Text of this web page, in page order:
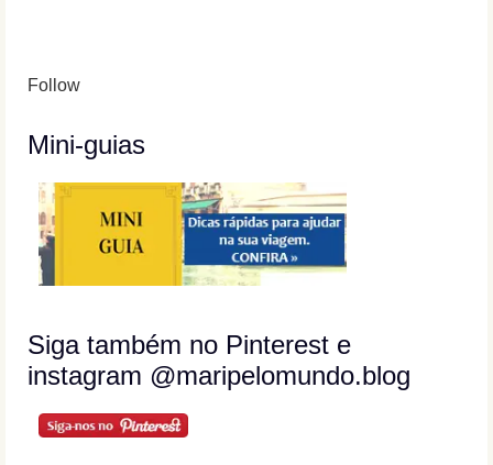
Follow
Mini-guias
Siga também no Pinterest e
instagram @maripelomundo.blog